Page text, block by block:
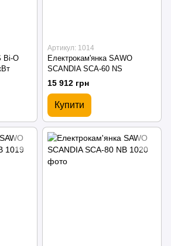
Bi-O
Артикул: 1014
Електрокам'янка SAWO
SCANDIA SCA-60 NS
15 912 грн
Купити